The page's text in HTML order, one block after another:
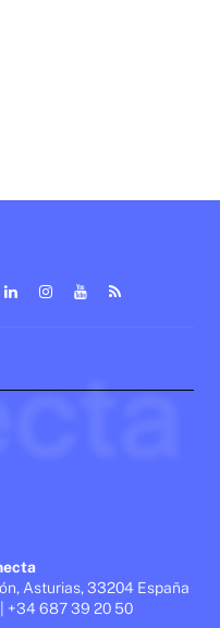
Asturias, 33204 España
+34 687 39 20 50